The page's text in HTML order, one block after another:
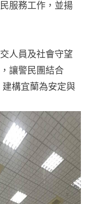
服務工作，並揚
人員及社會守望
讓警民團結合
構宜蘭為安定與